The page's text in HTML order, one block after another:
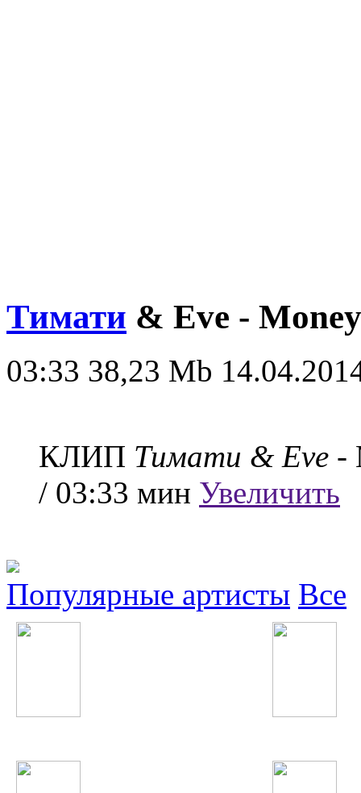
Тимати & Eve -
03:33 38,23 Mb
КЛИП Тимати & Eve -
/ 03:33 мин Увеличить
Популярные артисты Все